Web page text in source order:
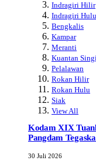
Indragiri Hilir
Indragiri Hulu
Bengkalis
Kampar
Meranti
Kuantan
Pelalawan
Rokan Hilir
Rokan Hulu
Siak
View All
Kodam XIX
Pangdam
30 Juli 2026